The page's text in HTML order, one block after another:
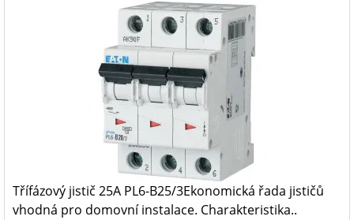
Třífázový jistič 25A PL6-B25/3Ekonomická řada jističů
vhodná pro domovní instalace. Charakteristika..